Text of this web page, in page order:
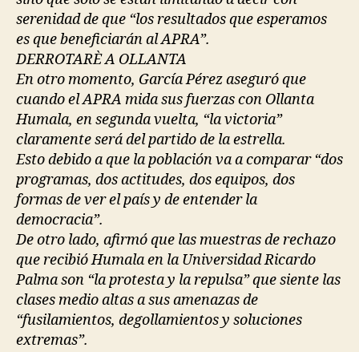
serenidad de que “los resultados que esperamos
es que beneficiarán al APRA”.
DERROTARÈ A OLLANTA
En otro momento, García Pérez aseguró que
cuando el APRA mida sus fuerzas con Ollanta
Humala, en segunda vuelta, “la victoria”
claramente será del partido de la estrella.
Esto debido a que la población va a comparar “dos
programas, dos actitudes, dos equipos, dos
formas de ver el país y de entender la
democracia”.
De otro lado, afirmó que las muestras de rechazo
que recibió Humala en la Universidad Ricardo
Palma son “la protesta y la repulsa” que siente las
clases medio altas a sus amenazas de
“fusilamientos, degollamientos y soluciones
extremas”.